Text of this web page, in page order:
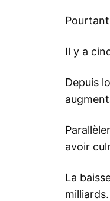
Il y a
Depuis
avoir
La
milliards.